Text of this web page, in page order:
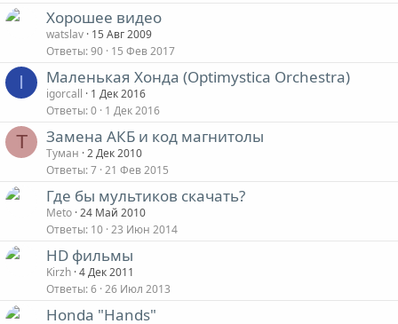
Хорошее видео
watslav 15 Авг 2009
Ответы 90 15 Фев 2017
I Маленькая Хонда (Optimystica Orchestra)
igorcall
1 Дек 2016
Ответы 0 1 Дек 2016
Т Замена АКБ и код магнитолы
Туман 2 Дек 2010
Ответы 7 21 Фев 2015
Где бы мультиков скачать?
Meto 24 Май 2010
Ответы 10 23 Июн 2014
HD фильмы
Kirzh 4 Дек 2011
Ответы 6 26 Июл 2013
Honda "Hands"